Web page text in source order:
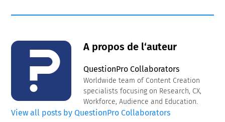
A propos de l‘auteur
QuestionPro Collaborators
Worldwide team of Content Creation
specialists focusing on Research, CX,
Workforce, Audience and Education.
View all posts by QuestionPro Collaborators